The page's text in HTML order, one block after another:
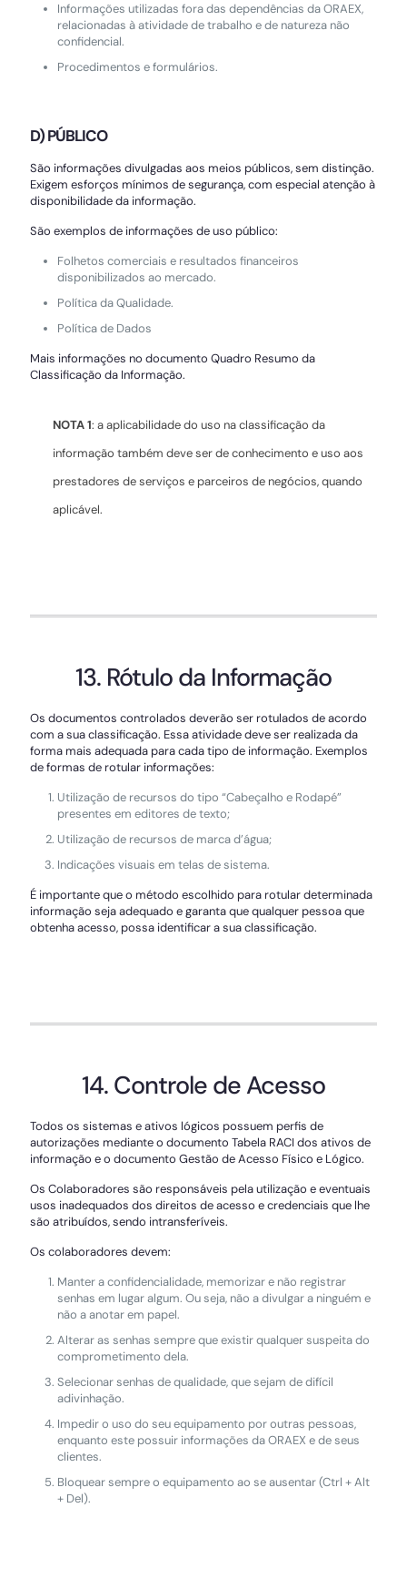
Informações utilizadas fora das dependências da ORAEX,
relacionadas à atividade de trabalho e de natureza não
confidencial.
Procedimentos e formulários.
D) PÚBLICO
São informações divulgadas aos meios públicos, sem distinção.
Exigem esforços mínimos de segurança, com especial atenção à
disponibilidade da informação.
São exemplos de informações de uso público:
Folhetos comerciais e resultados financeiros
disponibilizados ao mercado.
Política da Qualidade.
Política de Dados
Mais informações no documento Quadro Resumo da
Classificação da Informação.
NOTA 1: a aplicabilidade do uso na classificação da
informação também deve ser de conhecimento e uso aos
prestadores de serviços e parceiros de negócios, quando
aplicável.
13. Rótulo da Informação
Os documentos controlados deverão ser rotulados de acordo
com a sua classificação. Essa atividade deve ser realizada da
forma mais adequada para cada tipo de informação. Exemplos
de formas de rotular informações:
Utilização de recursos do tipo “Cabeçalho e Rodapé”
presentes em editores de texto;
Utilização de recursos de marca d’água;
Indicações visuais em telas de sistema.
É importante que o método escolhido para rotular determinada
informação seja adequado e garanta que qualquer pessoa que
obtenha acesso, possa identificar a sua classificação.
14. Controle de Acesso
Todos os sistemas e ativos lógicos possuem perfis de
autorizações mediante o documento Tabela RACI dos ativos de
informação e o documento Gestão de Acesso Físico e Lógico.
Os Colaboradores são responsáveis pela utilização e eventuais
usos inadequados dos direitos de acesso e credenciais que lhe
são atribuídos, sendo intransferíveis.
Os colaboradores devem:
Manter a confidencialidade, memorizar e não registrar
senhas em lugar algum. Ou seja, não a divulgar a ninguém e
não a anotar em papel.
Alterar as senhas sempre que existir qualquer suspeita do
comprometimento dela.
Selecionar senhas de qualidade, que sejam de difícil
adivinhação.
Impedir o uso do seu equipamento por outras pessoas,
enquanto este possuir informações da ORAEX e de seus
clientes.
Bloquear sempre o equipamento ao se ausentar (Ctrl + Alt
+ Del).